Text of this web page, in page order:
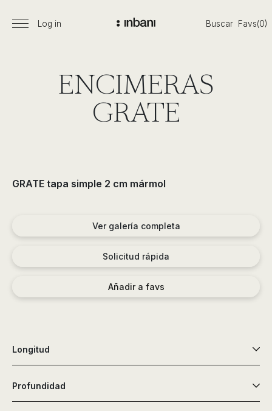
de
baños,
siguiendo
las
y
muebles,
lavabos,
bañeras,
platos
de
ducha,
Menú
Log in Buscar Favs(0)
ENCIMERAS
GRATE
GRATE tapa simple 2 cm mármol
Ver galería completa
Solicitud rápida
Añadir a favs
Longitud
Profundidad